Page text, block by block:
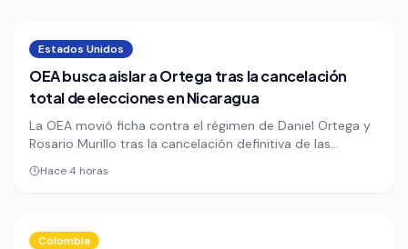
Estados Unidos
OEA busca aislar a Ortega tras la cancelación
total de elecciones en Nicaragua
La OEA movió ficha contra el régimen de Daniel Ortega y
Rosario Murillo tras la cancelación definitiva de las
elecciones en Nicaragua. Pero la ofensiva regional nació
con una grieta: Brasil la consideró prematura y enfrió el
Hace 4 horas
Colombia